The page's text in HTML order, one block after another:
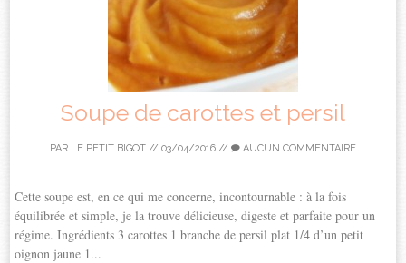
Soupe de carottes et persil
PAR LE PETIT BIGOT // 03/04/2016 // AUCUN COMMENTAIRE
Cette soupe est, en ce qui me concerne, incontournable : à la fois
équilibrée et simple, je la trouve délicieuse, digeste et parfaite pour un
régime. Ingrédients 3 carottes 1 branche de persil plat 1/4 d’un petit
oignon jaune 1...